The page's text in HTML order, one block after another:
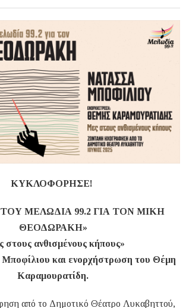
ΚΥΚΛΟΦΟΡΗΣΕ!
ΜΕΛΩΔΙΑ 99.2 ΓΙΑ ΤΟΝ ΜΙΚΗ
ΘΕΟΔΩΡΑΚΗ»
στους ανθισμένους κήπους»
και ενορχήστρωση του Θέμη
Καραμουρατίδη.
από το Δημοτικό Θέατρο Λυκαβηττού,